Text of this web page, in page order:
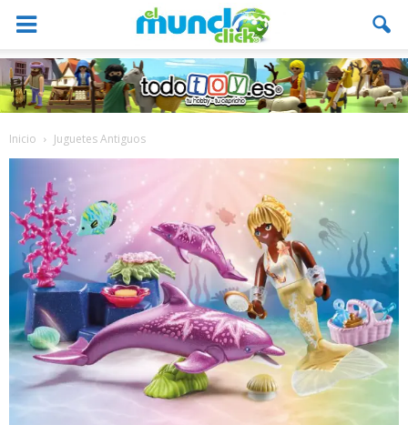
Inicio Juguetes Antiguos